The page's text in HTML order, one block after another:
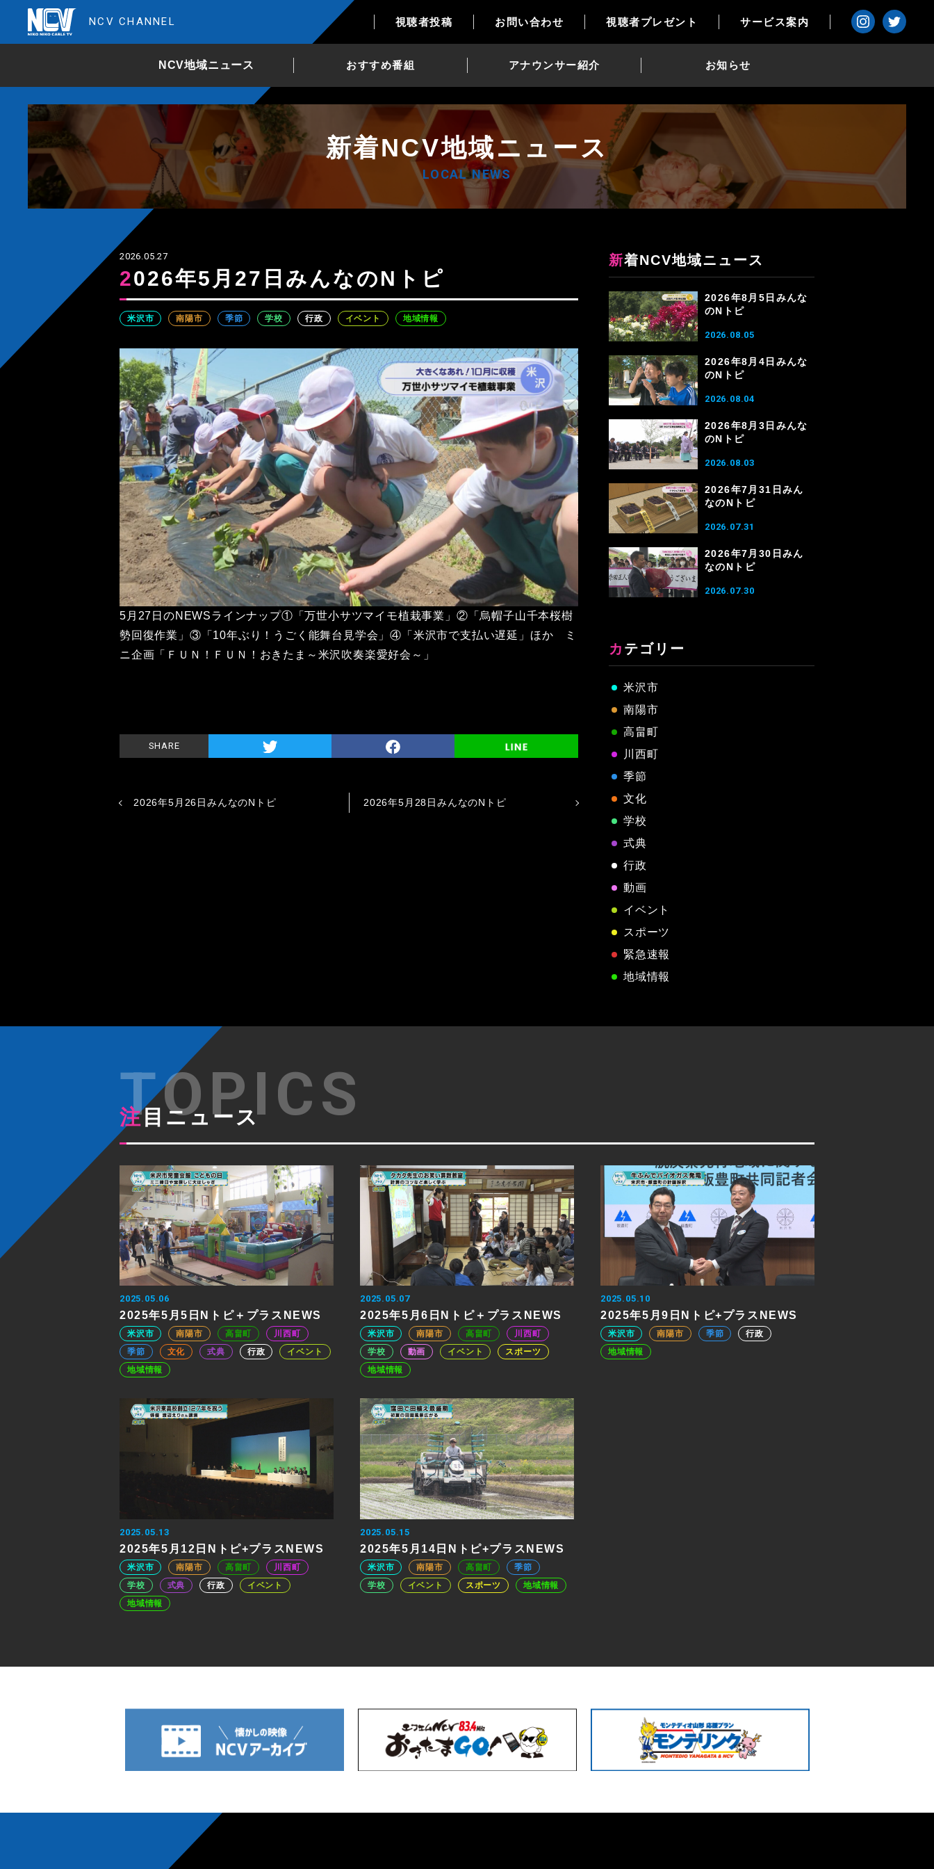
NCV CHANNEL 視聴者投稿 お問い合わせ 視聴者プレゼント サービス案内
NCV地域ニュース おすすめ番組 アナウンサー紹介 お知らせ
新着NCV地域ニュース
LOCAL NEWS
2026.05.27
2026年5月27日みんなのNトピ
米沢市 南陽市 季節 学校 行政 イベント 地域情報
5月27日のNEWSラインナップ①「万世小サツマイモ植栽事業」②「烏帽子山千本桜樹
勢回復作業」③「10年ぶり！うごく能舞台見学会」④「米沢市で支払い遅延」ほか ミ
ニ企画「ＦＵＮ！ＦＵＮ！おきたま～米沢吹奏楽愛好会～」
SHARE
2026年5月26日みんなのNトピ 2026年5月28日みんなのNトピ
新着NCV地域ニュース
2026年8月5日みんな
のNトピ
2026.08.05
2026年8月4日みんな
のNトピ
2026.08.04
2026年8月3日みんな
のNトピ
2026.08.03
2026年7月31日みん
なのNトピ
2026.07.31
2026年7月30日みん
なのNトピ
2026.07.30
カテゴリー
米沢市
南陽市
高畠町
川西町
季節
文化
学校
式典
行政
動画
イベント
スポーツ
緊急速報
地域情報
注目ニュース
2025.05.06
2025年5月5日Nトピ＋プラスNEWS
米沢市 南陽市 高畠町
川西町
季節
文化 式典 行政
イベント
地域情報
2025.05.07
2025年5月6日Nトピ＋プラスNEWS
米沢市 南陽市 高畠町
川西町
学校
動画 イベント
スポーツ
地域情報
2025.05.10
2025年5月9日Nトピ+プラスNEWS
米沢市 南陽市 季節
行政
地域情報
2025.05.13
2025年5月12日Nトピ+プラスNEWS
米沢市 南陽市 高畠町
川西町
学校
式典 行政
イベント
地域情報
2025.05.15
2025年5月14日Nトピ+プラスNEWS
米沢市 南陽市 高畠町
季節
学校
イベント スポーツ 地域情報